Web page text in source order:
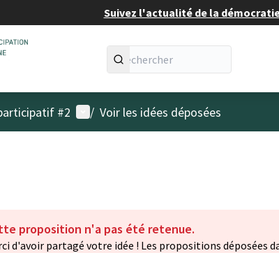
Suivez l'actualité de la
#2 Menu utilisateur
/ Voir les idées déposées
proposition n'a pas été retenue.
d'avoir partagé votre idée ! Les propositions déposées